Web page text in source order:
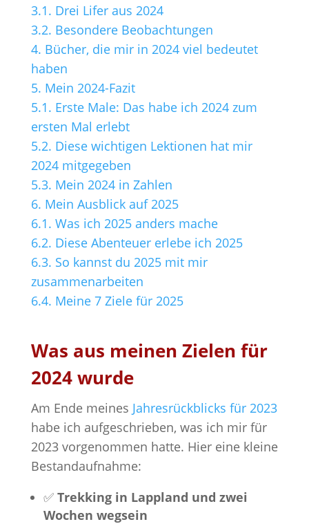
3.1. Drei Lifer aus 2024
3.2. Besondere Beobachtungen
4. Bücher, die mir in 2024 viel bedeutet
haben
5. Mein 2024-Fazit
5.1. Erste Male: Das habe ich 2024 zum
ersten Mal erlebt
5.2. Diese wichtigen Lektionen hat mir
2024 mitgegeben
5.3. Mein 2024 in Zahlen
6. Mein Ausblick auf 2025
6.1. Was ich 2025 anders mache
6.2. Diese Abenteuer erlebe ich 2025
6.3. So kannst du 2025 mit mir
zusammenarbeiten
6.4. Meine 7 Ziele für 2025
Was aus meinen Zielen für
2024 wurde
Am Ende meines Jahresrückblicks für 2023
habe ich aufgeschrieben, was ich mir für
2023 vorgenommen hatte. Hier eine kleine
Bestandaufnahme:
✅️ Trekking in Lappland und zwei
Wochen wegsein